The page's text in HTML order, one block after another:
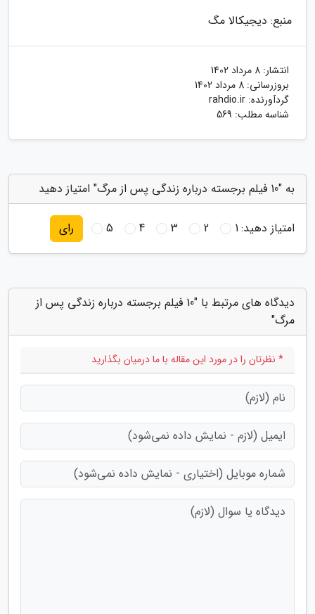
منبع: دیجیکالا مگ
انتشار: 8 مرداد 1402
بروزرسانی: 8 مرداد 1402
گردآورنده: rahdio.ir
شناسه مطلب: 569
به "10 فیلم برجسته درباره زندگی پس از مرگ" امتیاز دهید
امتیاز دهید:1
2
3
4
5 رای
دیدگاه های مرتبط با "10 فیلم برجسته درباره زندگی پس از
مرگ"
* نظرتان را در مورد این مقاله با ما درمیان بگذارید